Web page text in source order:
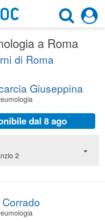
×
×
cloud
a Roma
di Roma
Giuseppina
dal 8 ago
2